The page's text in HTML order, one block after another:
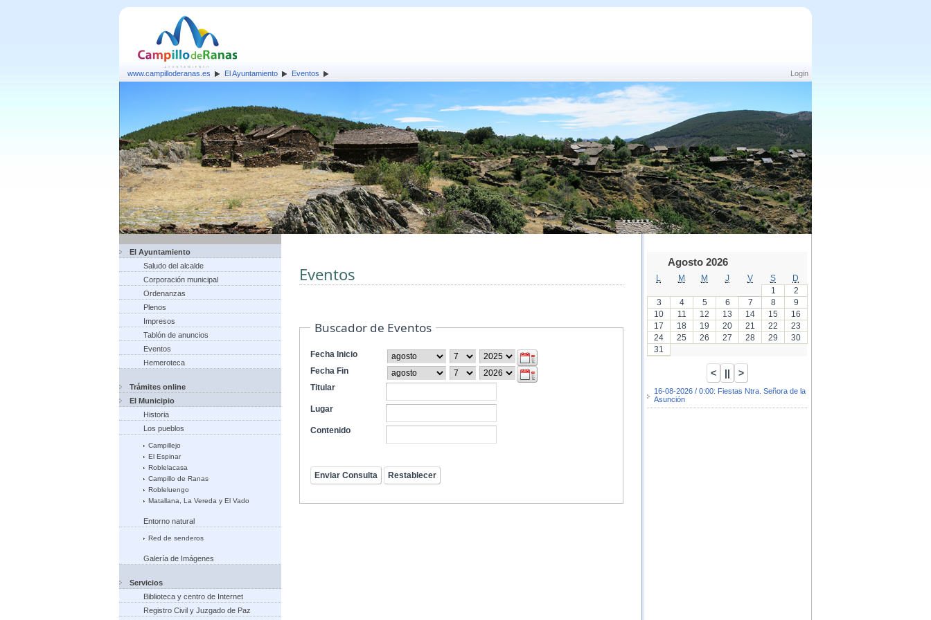
Login
www.campilloderanas.es El Ayuntamiento Eventos
El Ayuntamiento
Saludo del alcalde
Corporación municipal
Ordenanzas
Plenos
Impresos
Tablón de anuncios
Eventos
Hemeroteca
Trámites online
El Municipio
Historia
Los pueblos
Campillejo
El Espinar
Roblelacasa
Campillo de Ranas
Robleluengo
Matallana, La Vereda y El Vado
Entorno natural
Red de senderos
Galería de Imágenes
Servicios
Biblioteca y centro de Internet
Registro Civil y Juzgado de Paz
Eventos
Buscador de Eventos
Fecha Inicio
Fecha Fin
Titular
Lugar
Contenido
Agosto 2026
M M J V S
D
1
2
3
4 5 6 7 8
9
10
11 12 13 14 15
16
17
18 19 20 21 22
23
24
25 26 27 28 29
30
31
16-08-2026 / 0:00: Fiestas Ntra. Señora de la
Asunción